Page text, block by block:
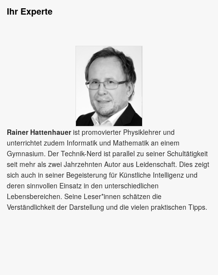
Ihr Experte
Rainer Hattenhauerist promovierter Physiklehrer und
unterrichtet zudem Informatik und Mathematik an einem
Gymnasium. Der Technik-Nerd ist parallel zu seiner Schultätigkeit
seit mehr als zwei Jahrzehnten Autor aus Leidenschaft. Dies zeigt
sich auch in seiner Begeisterung für Künstliche Intelligenz und
deren sinnvollen Einsatz in den unterschiedlichen
Lebensbereichen. Seine Leser*innen schätzen die
Verständlichkeit der Darstellung und die vielen praktischen Tipps.